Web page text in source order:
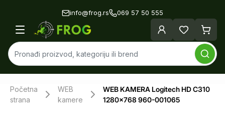
info@frog.rs 069 57 50 555
Početna
strana
WEB
kamere
WEB KAMERA Logitech HD C310
1280x768 960-001065